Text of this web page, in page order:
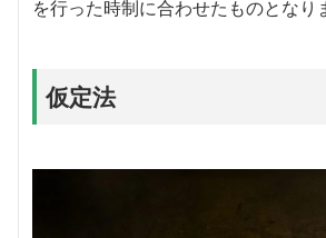
を行った時制に合わせたものとなり
仮定法